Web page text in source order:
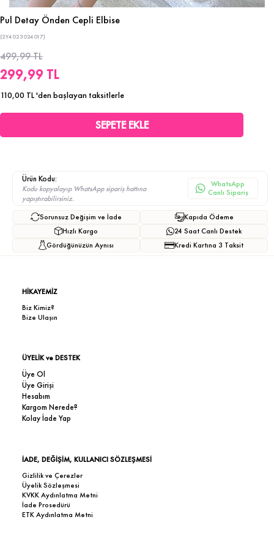
Pul Detay Önden Cepli Elbise
(2Y4023024017)
499,99 TL
299,99 TL
110,00 TL'den başlayan taksitlerle
Ürün Kodu:
Kodu kopyalayıp WhatsApp sipariş hattına
yapıştırabilirsiniz.
WhatsApp
Canlı Sipariş
Sorunsuz Değişim ve İade
Hızlı Kargo
Gördüğünüzün Aynısı
Kapıda Ödeme
24 Saat Canlı Destek
Kredi Kartına 3 Taksit
HİKAYEMİZ
Biz Kimiz?
Bize Ulaşın
ÜYELİK ve DESTEK
Üye Ol
Üye Girişi
Hesabım
Kargom Nerede?
Kolay İade Yap
İADE, DEĞİŞİM, KULLANICI SÖZLEŞMESİ
Gizlilik ve Çerezler
Üyelik Sözleşmesi
KVKK Aydınlatma Metni
İade Prosedürü
ETK Aydınlatma Metni